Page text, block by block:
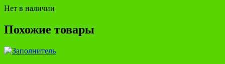
Нет в наличии
Похожие товары